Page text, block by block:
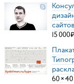
15000₽
60×40